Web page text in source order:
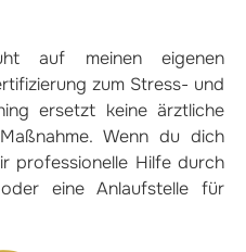
auf meinen eigenen
zum Stress- und
ersetzt keine ärztliche
Wenn du dich
professionelle Hilfe durch
eine Anlaufstelle für